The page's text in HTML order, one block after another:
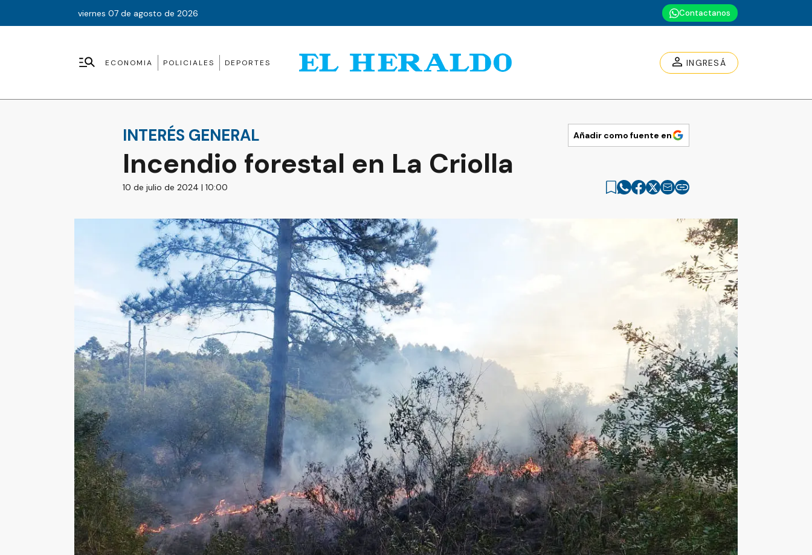
viernes 07 de agosto de 2026 Contactanos
ECONOMIA POLICIALES DEPORTES INGRESÁ
INTERÉS GENERAL Añadir como fuente en
Incendio forestal en La Criolla
10 de julio de 2024 | 10:00